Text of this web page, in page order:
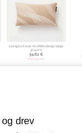
og drev